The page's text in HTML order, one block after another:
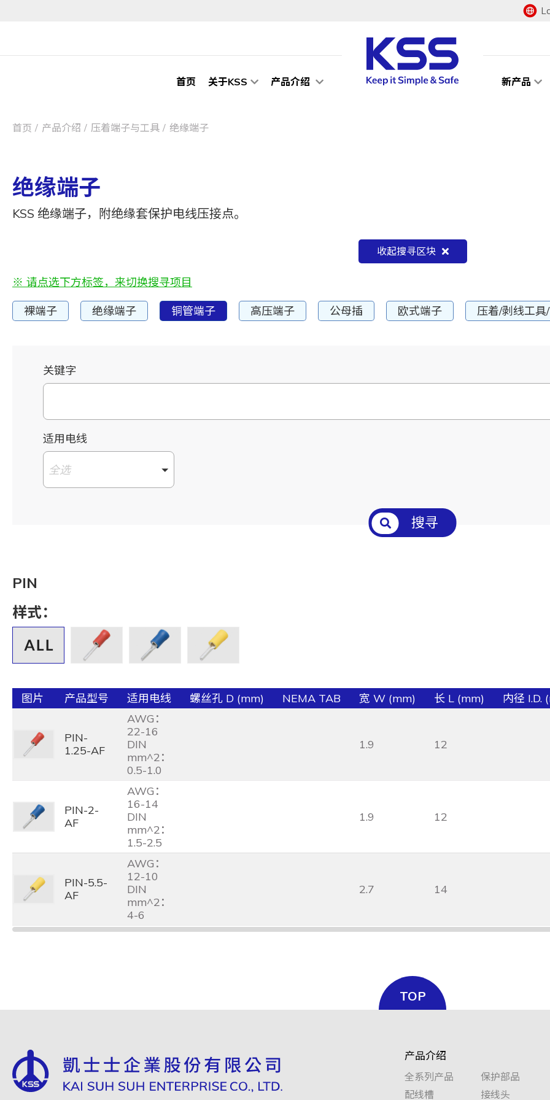
首页 关于KSS 产品介绍 新产品
首页 产品介绍 压着端子与工具 绝缘端子
绝缘端子
KSS 绝缘端子，附绝缘套保护电线压接点。
收起搜寻区块
※ 请点选下方标签，来切换搜寻项目
裸端子 绝缘端子 铜管端子 高压端子 公母插 欧式端子 压着/剥线工具
关键字
适用电线
全选
搜寻
PIN
样式：
图片 产品型号 适用电线 螺丝孔 D (mm) NEMA TAB 宽 W (mm) 长 L (mm) 内径 I.D.
PIN-
1.25-AF
AWG：
22-16
DIN
mm^2：
0.5-1.0
1.9 12
PIN-2-
AF
AWG：
16-14
DIN
mm^2：
1.5-2.5
1.9 12
PIN-5.5-
AF
AWG：
12-10
DIN
mm^2：
4-6
2.7 14
TOP
产品介绍
全系列产品
配线槽
保护部品
接线头